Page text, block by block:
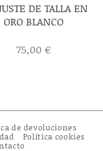
DE TALLA EN
ORO BLANCO
75,00 €
de devoluciones
Política cookies